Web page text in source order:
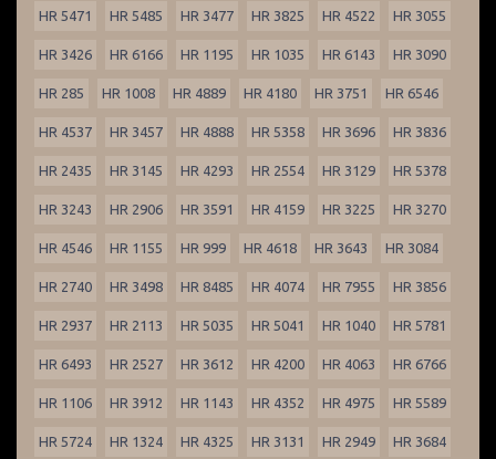
HR 5471 HR 5485 HR 3477 HR 3825 HR 4522 HR 3055
HR 3426 HR 6166 HR 1195 HR 1035 HR 6143 HR 3090
HR 285 HR 1008 HR 4889 HR 4180 HR 3751 HR 6546
HR 4537 HR 3457 HR 4888 HR 5358 HR 3696 HR 3836
HR 2435 HR 3145 HR 4293 HR 2554 HR 3129 HR 5378
HR 3243 HR 2906 HR 3591 HR 4159 HR 3225 HR 3270
HR 4546 HR 1155 HR 999 HR 4618 HR 3643 HR 3084
HR 2740 HR 3498 HR 8485 HR 4074 HR 7955 HR 3856
HR 2937 HR 2113 HR 5035 HR 5041 HR 1040 HR 5781
HR 6493 HR 2527 HR 3612 HR 4200 HR 4063 HR 6766
HR 1106 HR 3912 HR 1143 HR 4352 HR 4975 HR 5589
HR 5724 HR 1324 HR 4325 HR 3131 HR 2949 HR 3684